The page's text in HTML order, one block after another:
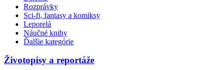
Rozprávky
Sci-fi, fantasy a komiksy
Leporelá
Náučné knihy
Ďalšie kategórie
Životopisy a reportáže